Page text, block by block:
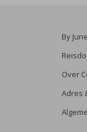
By June
Over
Adres